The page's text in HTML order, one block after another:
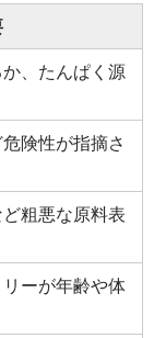
、たんぱく源
険性が指摘さ
ど粗悪な原料表
ーが年齢や体